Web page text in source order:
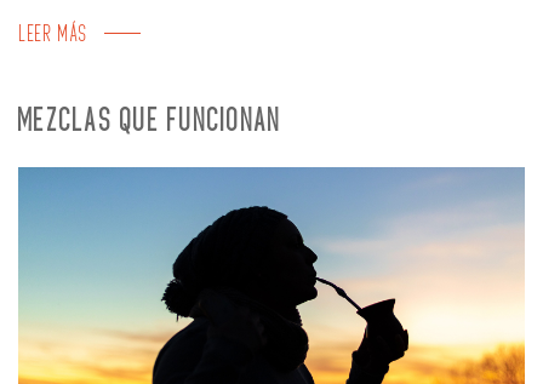
LEER MÁS
MEZCLAS QUE FUNCIONAN